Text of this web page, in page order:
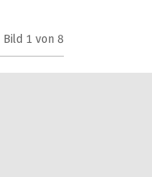
Bild 1 von 8